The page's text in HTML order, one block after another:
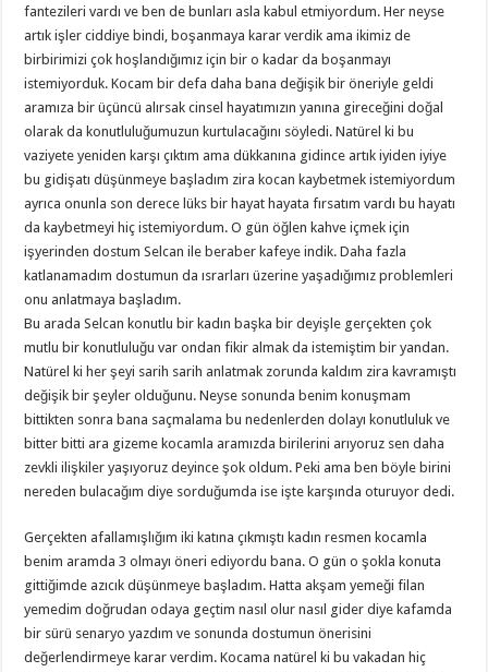
fantezileri vardı ve ben de bunları asla kabul etmiyordum. Her neyse
artık işler ciddiye bindi, boşanmaya karar verdik ama ikimiz de
birbirimizi çok hoşlandığımız için bir o kadar da boşanmayı
istemiyorduk. Kocam bir defa daha bana değişik bir öneriyle geldi
aramıza bir üçüncü alırsak cinsel hayatımızın yanına gireceğini doğal
olarak da konutluluğumuzun kurtulacağını söyledi. Natürel ki bu
vaziyete yeniden karşı çıktım ama dükkanına gidince artık iyiden iyiye
bu gidişatı düşünmeye başladım zira kocan kaybetmek istemiyordum
ayrıca onunla son derece lüks bir hayat hayata fırsatım vardı bu hayatı
da kaybetmeyi hiç istemiyordum. O gün öğlen kahve içmek için
işyerinden dostum Selcan ile beraber kafeye indik. Daha fazla
katlanamadım dostumun da ısrarları üzerine yaşadığımız problemleri
onu anlatmaya başladım.
Bu arada Selcan konutlu bir kadın başka bir deyişle gerçekten çok
mutlu bir konutluluğu var ondan fikir almak da istemiştim bir yandan.
Natürel ki her şeyi sarih sarih anlatmak zorunda kaldım zira kavramıştı
değişik bir şeyler olduğunu. Neyse sonunda benim konuşmam
bittikten sonra bana saçmalama bu nedenlerden dolayı konutluluk ve
bitter bitti ara gizeme kocamla aramızda birilerini arıyoruz sen daha
zevkli ilişkiler yaşıyoruz deyince şok oldum. Peki ama ben böyle birini
nereden bulacağım diye sorduğumda ise işte karşında oturuyor dedi.
Gerçekten afallamışlığım iki katına çıkmıştı kadın resmen kocamla
benim aramda 3 olmayı öneri ediyordu bana. O gün o şokla konuta
gittiğimde azıcık düşünmeye başladım. Hatta akşam yemeği filan
yemedim doğrudan odaya geçtim nasıl olur nasıl gider diye kafamda
bir sürü senaryo yazdım ve sonunda dostumun önerisini
değerlendirmeye karar verdim. Kocama natürel ki bu vakadan hiç